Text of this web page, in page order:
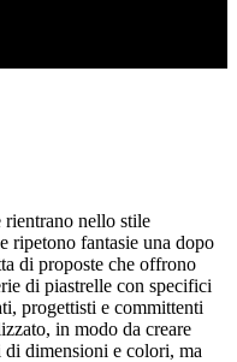
rientrano nello stile
ripetono fantasie una dopo
di proposte che offrono
di piastrelle con specifici
progettisti e committenti
in modo da creare
dimensioni e colori, ma